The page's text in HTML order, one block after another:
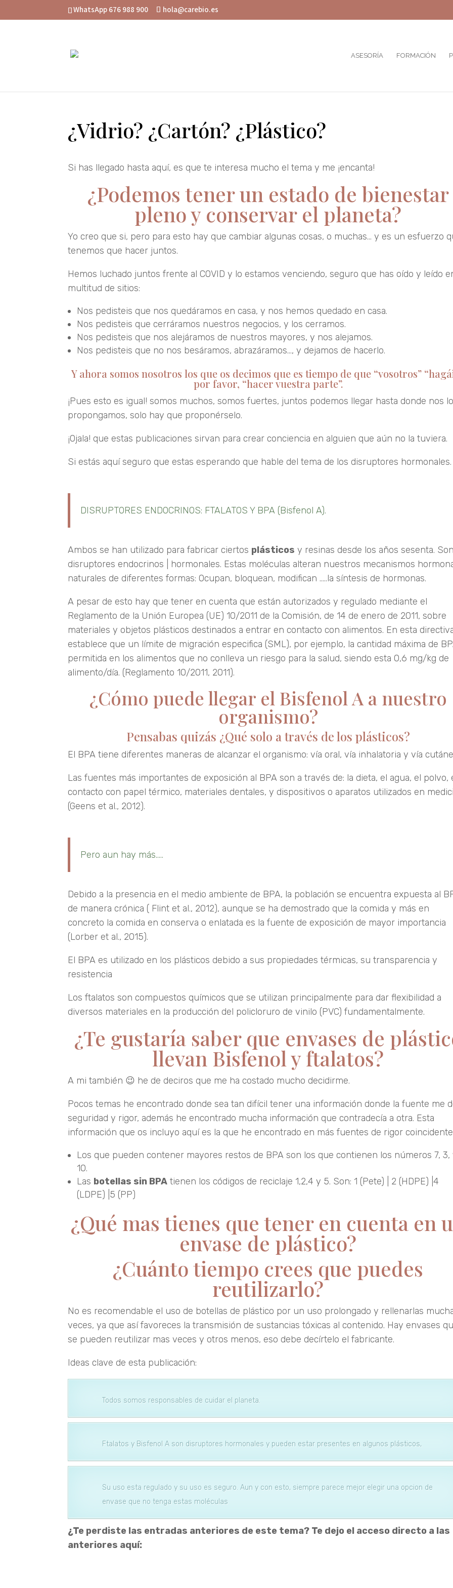
WhatsApp 676 988 900 hola@carebio.es
ASESORÍA FORMACIÓN
¿Vidrio? ¿Cartón? ¿Plástico?
Si has llegado hasta aquí, es que te interesa mucho el tema y me ¡encanta!
¿Podemos tener un estado de bienestar
pleno y conservar el planeta?
Yo creo que si, pero para esto hay que cambiar algunas cosas, o muchas… y es un esfuerzo
tenemos que hacer juntos.
Hemos luchado juntos frente al COVID y lo estamos venciendo, seguro que has oído y leído
multitud de sitios:
Nos pedisteis que nos quedáramos en casa, y nos hemos quedado en casa.
Nos pedisteis que cerráramos nuestros negocios, y los cerramos.
Nos pedisteis que nos alejáramos de nuestros mayores, y nos alejamos.
Nos pedisteis que no nos besáramos, abrazáramos…, y dejamos de hacerlo.
Y ahora somos nosotros los que os decimos que es tiempo de que “vosotros”
por favor, “hacer vuestra parte”.
¡Pues esto es igual! somos muchos, somos fuertes, juntos podemos llegar hasta donde nos lo
propongamos, solo hay que proponérselo.
¡Ojala! que estas publicaciones sirvan para crear conciencia en alguien que aún no la tuviera.
Si estás aquí seguro que estas esperando que hable del tema de los disruptores hormonales.
DISRUPTORES ENDOCRINOS: FTALATOS Y BPA (Bisfenol A).
Ambos se han utilizado para fabricar ciertos plásticos y resinas desde los años sesenta. Son
disruptores endocrinos | hormonales. Estas moléculas alteran nuestros mecanismos
naturales de diferentes formas: Ocupan, bloquean, modifican …..la síntesis de hormonas.
A pesar de esto hay que tener en cuenta que están autorizados y regulado mediante el
Reglamento de la Unión Europea (UE) 10/2011 de la Comisión, de 14 de enero de 2011, sobre
materiales y objetos plásticos destinados a entrar en contacto con alimentos. En esta
establece que un límite de migración especifica (SML), por ejemplo, la cantidad máxima de
permitida en los alimentos que no conlleva un riesgo para la salud, siendo esta 0,6 mg/kg de
alimento/día. (Reglamento 10/2011, 2011).
¿Cómo puede llegar el Bisfenol A a nuestro
organismo?
Pensabas quizás ¿Qué solo a través de los plásticos?
El BPA tiene diferentes maneras de alcanzar el organismo: vía oral, vía inhalatoria y vía
Las fuentes más importantes de exposición al BPA son a través de: la dieta, el agua, el polvo,
contacto con papel térmico, materiales dentales, y dispositivos o aparatos utilizados en
(Geens et al., 2012).
Pero aun hay más…..
Debido a la presencia en el medio ambiente de BPA, la población se encuentra expuesta al
de manera crónica ( Flint et al., 2012), aunque se ha demostrado que la comida y más en
concreto la comida en conserva o enlatada es la fuente de exposición de mayor importancia
(Lorber et al., 2015).
El BPA es utilizado en los plásticos debido a sus propiedades térmicas, su transparencia y
resistencia
Los ftalatos son compuestos químicos que se utilizan principalmente para dar flexibilidad a
diversos materiales en la producción del policloruro de vinilo (PVC) fundamentalmente.
¿Te gustaría saber que envases de
llevan Bisfenol y ftalatos?
A mi también 😉 he de deciros que me ha costado mucho decidirme.
Pocos temas he encontrado donde sea tan difícil tener una información donde la fuente me
seguridad y rigor, además he encontrado mucha información que contradecía a otra. Esta
información que os incluyo aquí es la que he encontrado en más fuentes de rigor
Los que pueden contener mayores restos de BPA son los que contienen los números 7, 3,
10.
Las botellas sin BPA tienen los códigos de reciclaje 1,2,4 y 5. Son: 1 (Pete) | 2 (HDPE) |4
(LDPE) |5 (PP)
¿Qué mas tienes que tener en cuenta en
envase de plástico?
¿Cuánto tiempo crees que puedes
reutilizarlo?
No es recomendable el uso de botellas de plástico por un uso prolongado y rellenarlas
veces, ya que así favoreces la transmisión de sustancias tóxicas al contenido. Hay envases
se pueden reutilizar mas veces y otros menos, eso debe decírtelo el fabricante.
Ideas clave de esta publicación:
Todos somos responsables de cuidar el planeta.
Ftalatos y Bisfenol A son disruptores hormonales y pueden estar presentes en algunos plásticos,
Su uso esta regulado y su uso es seguro. Aun y con esto, siempre parece mejor elegir una opcion de
envase que no tenga estas moléculas
¿Te perdiste las entradas anteriores de este tema? Te dejo el acceso directo a las
anteriores aquí: